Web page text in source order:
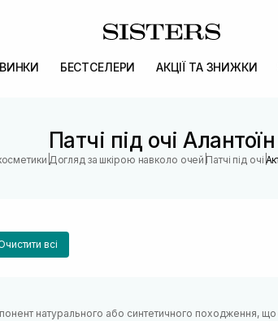
БЕСТСЕЛЕРИ АКЦІЇ ТА ЗНИЖКИ
Патчі під очі Алантоїн
Догляд за шкірою навколо очей |Патчі під очі |
всі
натурального або синтетичного походження,